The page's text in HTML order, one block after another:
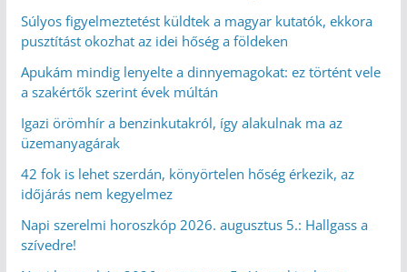
Súlyos figyelmeztetést küldtek a magyar kutatók, ekkora
pusztítást okozhat az idei hőség a földeken
Apukám mindig lenyelte a dinnyemagokat: ez történt vele
a szakértők szerint évek múltán
Igazi örömhír a benzinkutakról, így alakulnak ma az
üzemanyagárak
42 fok is lehet szerdán, könyörtelen hőség érkezik, az
időjárás nem kegyelmez
Napi szerelmi horoszkóp 2026. augusztus 5.: Hallgass a
szívedre!